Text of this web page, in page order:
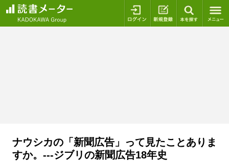
ログイン 新規登録
ナウシカの「新聞広告」って見たことありま
すか。---ジブリの新聞広告18年史